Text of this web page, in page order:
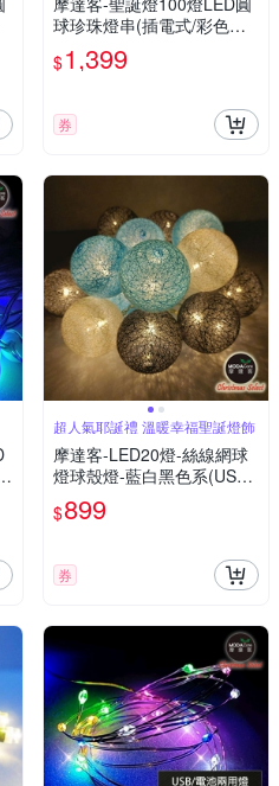
球珍珠燈串(插電式/彩色光
黑線/ 附控制器跳機)(高亮度
又省電)
$1,399
券
超人氣耶誕禮 溫暖幸福聖誕燈飾
摩達客-LED20燈-絲線網球
燈球殼燈-藍白黑色系(USB
& 電池二用款)
$899
券